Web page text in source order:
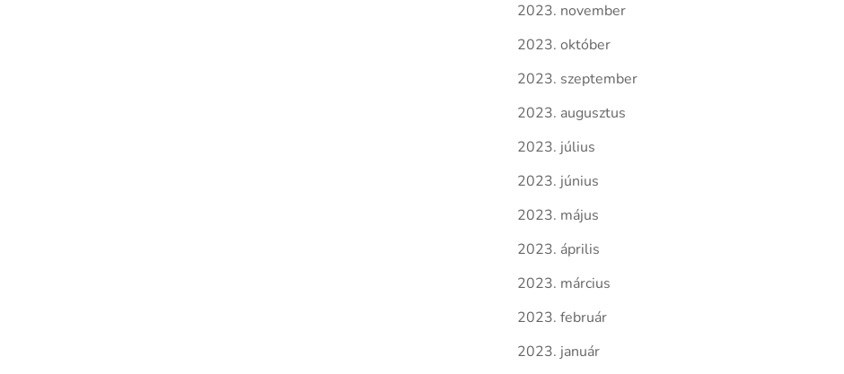
2023. november
2023. október
2023. szeptember
2023. augusztus
2023. július
2023. június
2023. május
2023. április
2023. március
2023. február
2023. január